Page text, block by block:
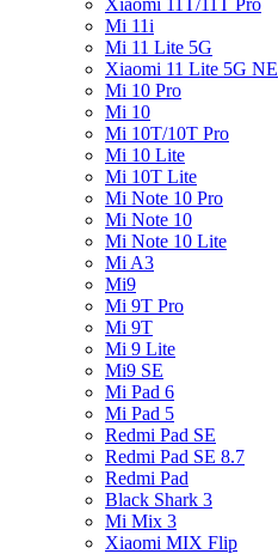
Xiaomi 11T/11T Pro
Mi 11i
Mi 11 Lite 5G
Xiaomi 11 Lite 5G NE
Mi 10 Pro
Mi 10
Mi 10T/10T Pro
Mi 10 Lite
Mi 10T Lite
Mi Note 10 Pro
Mi Note 10
Mi Note 10 Lite
Mi A3
Mi9
Mi 9T Pro
Mi 9T
Mi 9 Lite
Mi9 SE
Mi Pad 6
Mi Pad 5
Redmi Pad SE
Redmi Pad SE 8.7
Redmi Pad
Black Shark 3
Mi Mix 3
Xiaomi MIX Flip